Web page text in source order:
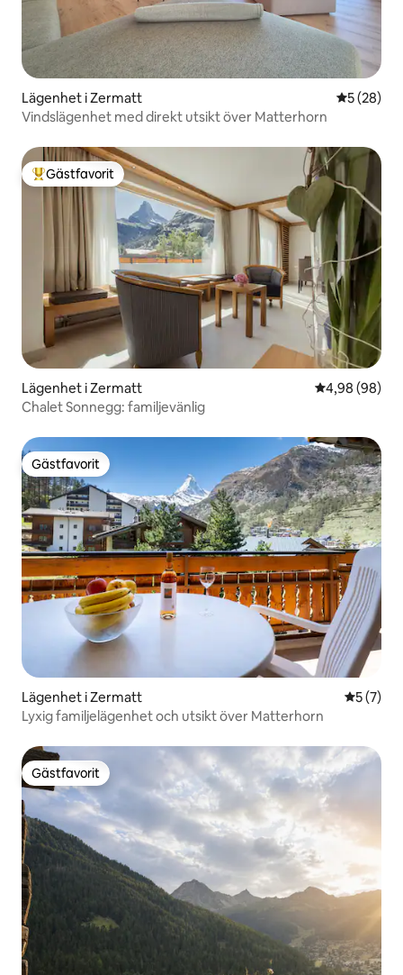
Lägenhet i Zermatt 5 av 5 i
5 (28)
Vindslägenhet med direkt utsikt över Matterhorn
Populär gästfavorit
Gästfavorit
Lägenhet i Zermatt 4,98 av 5 i
4,98 (98)
Chalet Sonnegg: familjevänlig
Gästfavorit
Gästfavorit
Lägenhet i Zermatt 5 av 5 i
5 (7)
Lyxig familjelägenhet och utsikt över Matterhorn
Gästfavorit
Gästfavorit